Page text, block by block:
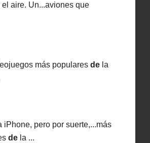
el aire. Un...aviones que
más popularesde la
iPhone, pero por suerte,...más
de la ...